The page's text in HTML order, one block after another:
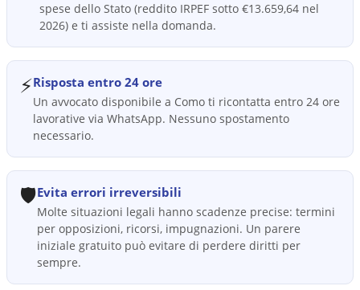
spese dello Stato (reddito IRPEF sotto €13.659,64 nel
2026) e ti assiste nella domanda.
⚡Risposta entro 24 ore
Un avvocato disponibile a Como ti ricontatta entro 24 ore
lavorative via WhatsApp. Nessuno spostamento
necessario.
🛡️Evita errori irreversibili
Molte situazioni legali hanno scadenze precise: termini
per opposizioni, ricorsi, impugnazioni. Un parere
iniziale gratuito può evitare di perdere diritti per
sempre.